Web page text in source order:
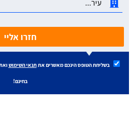
חזרו אליי
בשליחת הטופס הינכם מאשרים אתתנאי השימוש
בחינם!